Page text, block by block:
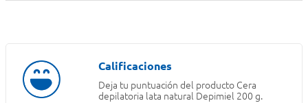
Deja tu puntuación del producto Cera
depilatoria lata natural Depimiel 200 g.